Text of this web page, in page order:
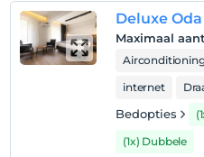
Deluxe
Maximaal
internet
Bedopties
(1x) Dubbele